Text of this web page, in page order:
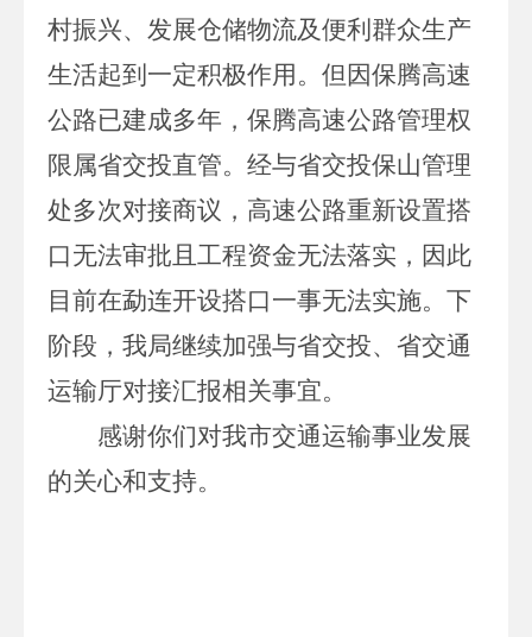
村振兴、发展仓储物流及便利群众生产
生活起到一定积极作用。但因保腾高速
公路已建成多年，保腾高速公路管理权
限属省交投直管。经与省交投保山管理
处多次对接商议，高速公路重新设置搭
口无法审批且工程资金无法落实，因此
目前在勐连开设搭口一事无法实施。 下
阶段，我局继续加强与省交投、省交通
运输厅对接汇报相关事宜。
感谢你们对我市交通运输事业发展
的关心和支持。